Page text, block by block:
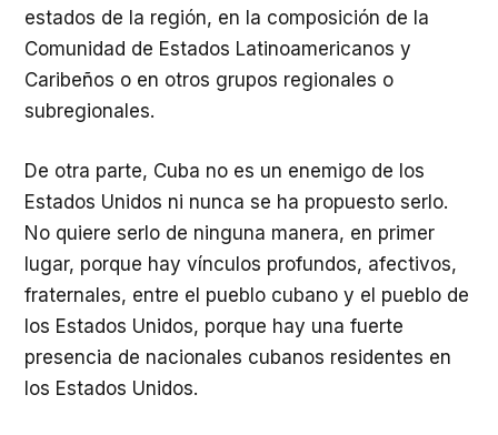
estados de la región, en la composición de la
Comunidad de Estados Latinoamericanos y
Caribeños o en otros grupos regionales o
subregionales.
De otra parte, Cuba no es un enemigo de los
Estados Unidos ni nunca se ha propuesto serlo.
No quiere serlo de ninguna manera, en primer
lugar, porque hay vínculos profundos, afectivos,
fraternales, entre el pueblo cubano y el pueblo de
los Estados Unidos, porque hay una fuerte
presencia de nacionales cubanos residentes en
los Estados Unidos.